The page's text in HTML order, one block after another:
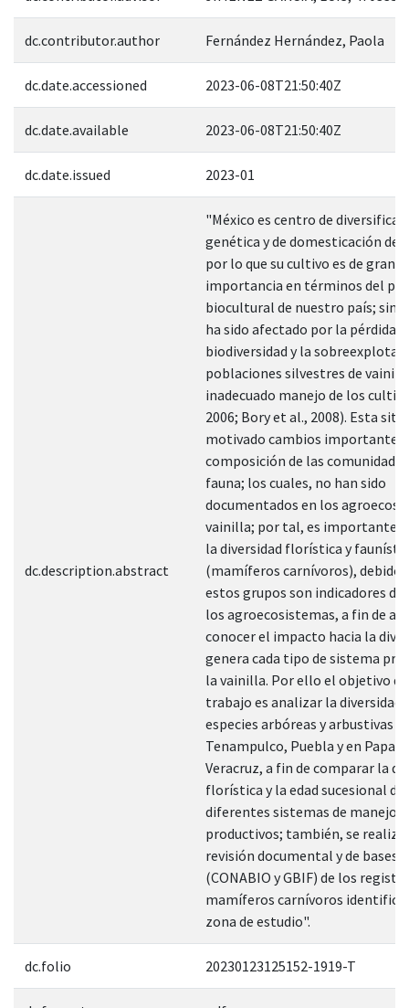
dc.contributor.author Fernández Hernández, Paola
dc.date.accessioned 2023-06-08T21:50:40Z
dc.date.available 2023-06-08T21:50:40Z
dc.date.issued 2023-01
dc.description.abstract
"México es centro de
genética y de domesticación de
por lo que su cultivo es de gran
importancia en términos del
biocultural de nuestro país; sin
ha sido afectado por la pérdida
biodiversidad y la
poblaciones silvestres de
inadecuado manejo de los
2006; Bory et al., 2008). Esta
motivado cambios importantes
composición de las
fauna; los cuales, no han sido
documentados en los
vainilla; por tal, es importante
la diversidad florística y
(mamíferos carnívoros), debido
estos grupos son indicadores de
los agroecosistemas, a fin de
conocer el impacto hacia la
genera cada tipo de sistema
la vainilla. Por ello el objetivo
trabajo es analizar la diversidad
especies arbóreas y arbustivas
Tenampulco, Puebla y en
Veracruz, a fin de comparar la
florística y la edad sucesional de
diferentes sistemas de manejo
productivos; también, se realizó
revisión documental y de bases
(CONABIO y GBIF) de los
mamíferos carnívoros
zona de estudio".
dc.folio 20230123125152-1919-T